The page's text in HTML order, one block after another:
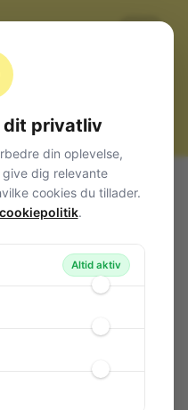
Miniature
ON-OFF-
dit privatliv
din oplevelse,
dig relevante
cookies du tillader.
cookiepolitik.
Altid aktiv